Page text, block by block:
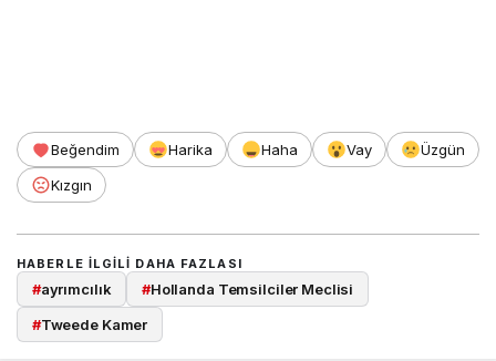
Beğendim Harika Haha Vay
Üzgün
Kızgın
HABERLE ILGILI DAHA FAZLASI
#ayrımcılık #Hollanda Temsilciler Meclisi
#Tweede Kamer